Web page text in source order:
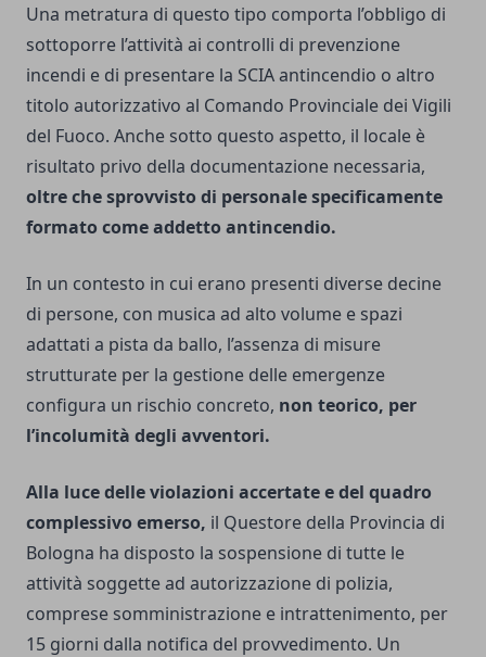
Una metratura di questo tipo comporta l’obbligo di
sottoporre l’attività ai controlli di prevenzione
incendi e di presentare la SCIA antincendio o altro
titolo autorizzativo al Comando Provinciale dei Vigili
del Fuoco. Anche sotto questo aspetto, il locale è
risultato privo della documentazione necessaria,
oltre che sprovvisto di personale specificamente
formato come addetto antincendio.
In un contesto in cui erano presenti diverse decine
di persone, con musica ad alto volume e spazi
adattati a pista da ballo, l’assenza di misure
strutturate per la gestione delle emergenze
configura un rischio concreto, non teorico, per
l’incolumità degli avventori.
Alla luce delle violazioni accertate e del quadro
complessivo emerso, il Questore della Provincia di
Bologna ha disposto la sospensione di tutte le
attività soggette ad autorizzazione di polizia,
comprese somministrazione e intrattenimento, per
15 giorni dalla notifica del provvedimento. Un